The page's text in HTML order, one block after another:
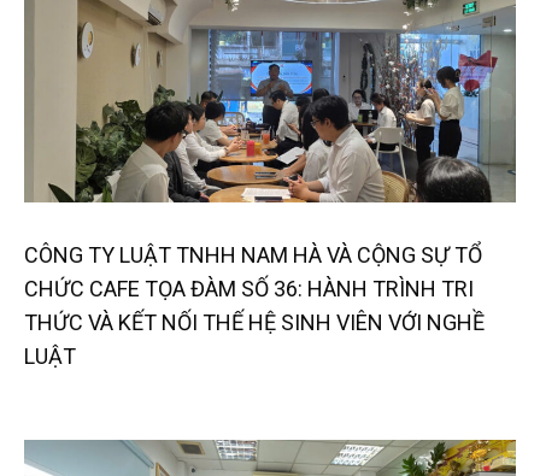
CÔNG TY LUẬT TNHH NAM HÀ VÀ CỘNG SỰ TỔ
CHỨC CAFE TỌA ĐÀM SỐ 36: HÀNH TRÌNH TRI
THỨC VÀ KẾT NỐI THẾ HỆ SINH VIÊN VỚI NGHỀ
LUẬT